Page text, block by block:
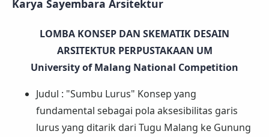
Karya Sayembara Arsitektur
LOMBA KONSEP DAN SKEMATIK DESAIN
ARSITEKTUR PERPUSTAKAAN UM
University of Malang National Competition
Judul : "Sumbu Lurus" Konsep yang
fundamental sebagai pola aksesibilitas garis
lurus yang ditarik dari Tugu Malang ke Gunung